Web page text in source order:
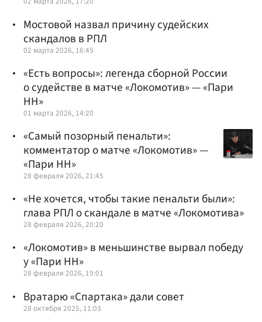
Мостовой назвал причину судейских
скандалов в РПЛ
02 марта 2026, 16:45
«Есть вопросы»: легенда сборной России
о судействе в матче «Локомотив» — «Пари
НН»
01 марта 2026, 14:20
«Самый позорный пенальти»:
комментатор о матче «Локомотив» —
«Пари НН»
28 февраля 2026, 21:45
«Не хочется, чтобы такие пенальти были»:
глава РПЛ о скандале в матче «Локомотива»
28 февраля 2026, 20:20
«Локомотив» в меньшинстве вырвал победу
у «Пари НН»
28 февраля 2026, 19:01
Вратарю «Спартака» дали совет
28 октября 2025, 11:03